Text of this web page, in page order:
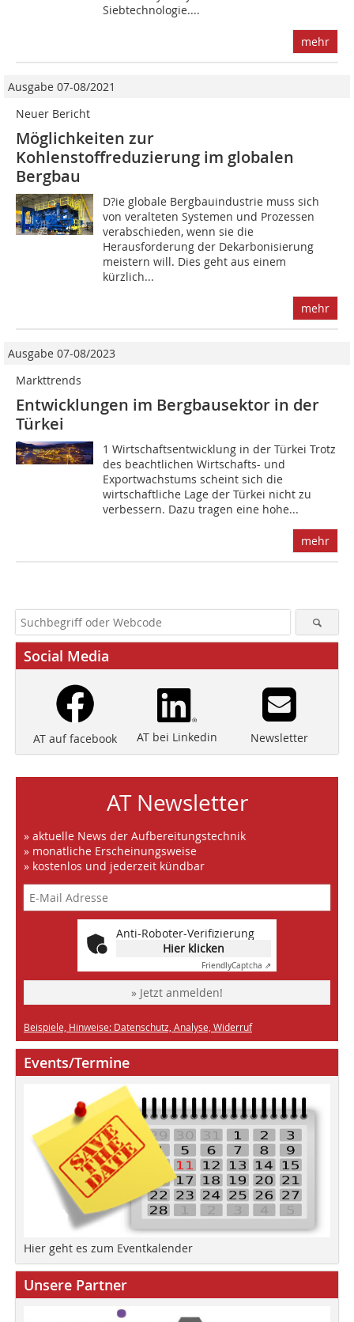
Siebtechnologie....
mehr
Ausgabe 07-08/2021
Neuer Bericht
Möglichkeiten zur
Kohlenstoffreduzierung im globalen
Bergbau
D?ie globale Bergbauindustrie muss sich
von veralteten Systemen und Prozessen
verabschieden, wenn sie die
Herausforderung der Dekarbonisierung
meistern will. Dies geht aus einem
kürzlich...
mehr
Ausgabe 07-08/2023
Markttrends
Entwicklungen im Bergbausektor in der
Türkei
1 Wirtschaftsentwicklung in der Türkei Trotz
des beachtlichen Wirtschafts- und
Exportwachstums scheint sich die
wirtschaftliche Lage der Türkei nicht zu
verbessern. Dazu tragen eine hohe...
mehr
Social Media
AT auf facebook AT bei Linkedin Newsletter
AT Newsletter
» aktuelle News der Aufbereitungstechnik
» monatliche Erscheinungsweise
» kostenlos und jederzeit kündbar
Anti-Roboter-Verifizierung
Hier klicken
FriendlyCaptcha ⇗
» Jetzt anmelden!
Beispiele, Hinweise: Datenschutz, Analyse, Widerruf
Events/Termine
Hier geht es zum Eventkalender
Unsere Partner